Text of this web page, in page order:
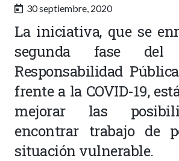
30 septiembre, 2020
La iniciativa, que se
segunda fase
Responsabilidad
frente a la COVID-19,
mejorar las
encontrar trabajo de
situación vulnerable.